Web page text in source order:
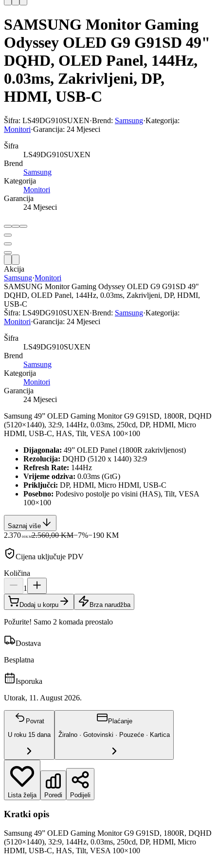
SAMSUNG Monitor Gaming
Odyssey OLED G9 G91SD 49"
DQHD, OLED Panel, 144Hz,
0.03ms, Zakrivljeni, DP,
HDMI, USB-C
Šifra: LS49DG910SUXEN·Brend: Samsung·Kategorija:
Monitori·Garancija: 24 Mjeseci
Šifra
LS49DG910SUXEN
Brend
Samsung
Kategorija
Monitori
Garancija
24 Mjeseci
Akcija
Samsung·Monitori
SAMSUNG Monitor Gaming Odyssey OLED G9 G91SD 49"
DQHD, OLED Panel, 144Hz, 0.03ms, Zakrivljeni, DP, HDMI,
USB-C
Šifra: LS49DG910SUXEN·Brend: Samsung·Kategorija:
Monitori·Garancija: 24 Mjeseci
Šifra
LS49DG910SUXEN
Brend
Samsung
Kategorija
Monitori
Garancija
24 Mjeseci
Samsung 49” OLED Gaming Monitor G9 G91SD, 1800R, DQHD
(5120×1440), 32:9, 144Hz, 0.03ms, 250cd, DP, HDMI, Micro
HDMI, USB-C, HAS, Tilt, VESA 100×100
Dijagonala: 49” OLED Panel (1800R zakrivljenost)
Rezolucija: DQHD (5120 x 1440) 32:9
Refresh Rate: 144Hz
Vrijeme odziva: 0.03ms (GtG)
Priključci: DP, HDMI, Micro HDMI, USB-C
Posebno: Podesivo postolje po visini (HAS), Tilt, VESA
100×100
Saznaj više
2.370 00KM2.560,00 KM−7%−190KM
Cijena uključuje PDV
Količina
1
Dodaj u korpu Brza narudžba
Požurite! Samo 2 komada preostalo
Dostava
Besplatna
Isporuka
Utorak, 11. August 2026.
Povrat
U roku 15 dana
Plaćanje
Žiralno · Gotovinski · Pouzeće · Kartica
Lista želja Poredi Podijeli
Kratki opis
Samsung 49” OLED Gaming Monitor G9 G91SD, 1800R, DQHD
(5120×1440), 32:9, 144Hz, 0.03ms, 250cd, DP, HDMI, Micro
HDMI, USB-C, HAS, Tilt, VESA 100×100